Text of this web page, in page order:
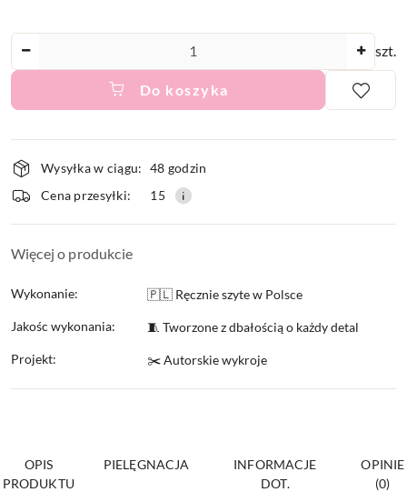
szt.
Do koszyka
i
dostawa
Wysyłka w ciągu: 48 godzin
Cena przesyłki:
15
Więcej o produkcie
Wykonanie: 🇵🇱 Ręcznie szyte w Polsce
Jakośc wykonania: 🧵 Tworzone z dbałością o każdy detal
Projekt: ✂️ Autorskie wykroje
OPIS
PRODUKTU
PIELĘGNACJA
INFORMACJE
DOT.
OPINIE
(0)